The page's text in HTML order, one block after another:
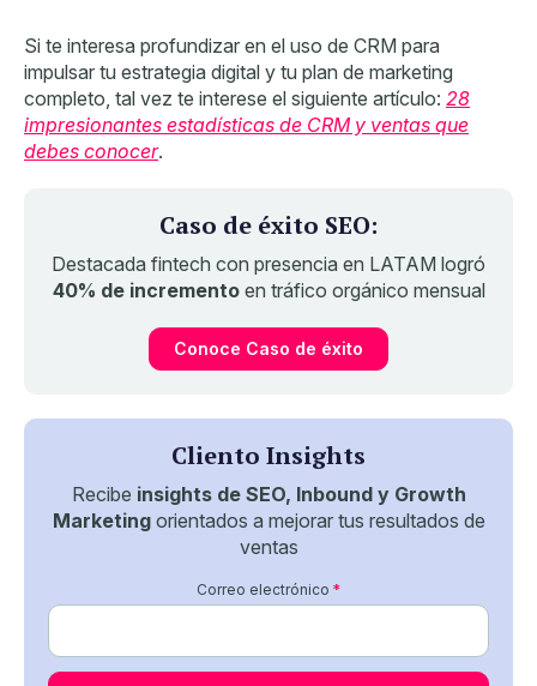
Si te interesa profundizar en el uso de CRM para
impulsar tu estrategia digital y tu plan de marketing
completo, tal vez te interese el siguiente artículo: 28
impresionantes estadísticas de CRM y ventas que
debes conocer.
Caso de éxito SEO:
Destacada fintech con presencia en LATAM logró
40% de incrementoen tráfico orgánico mensual
Conoce Caso de éxito
Cliento Insights
Recibe insights de SEO, Inbound y Growth
Marketingorientados a mejorar tus resultados de
ventas
Correo electrónico *